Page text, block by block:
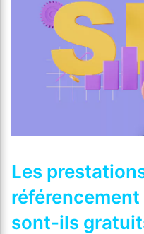
Les
référencement
sont-ils